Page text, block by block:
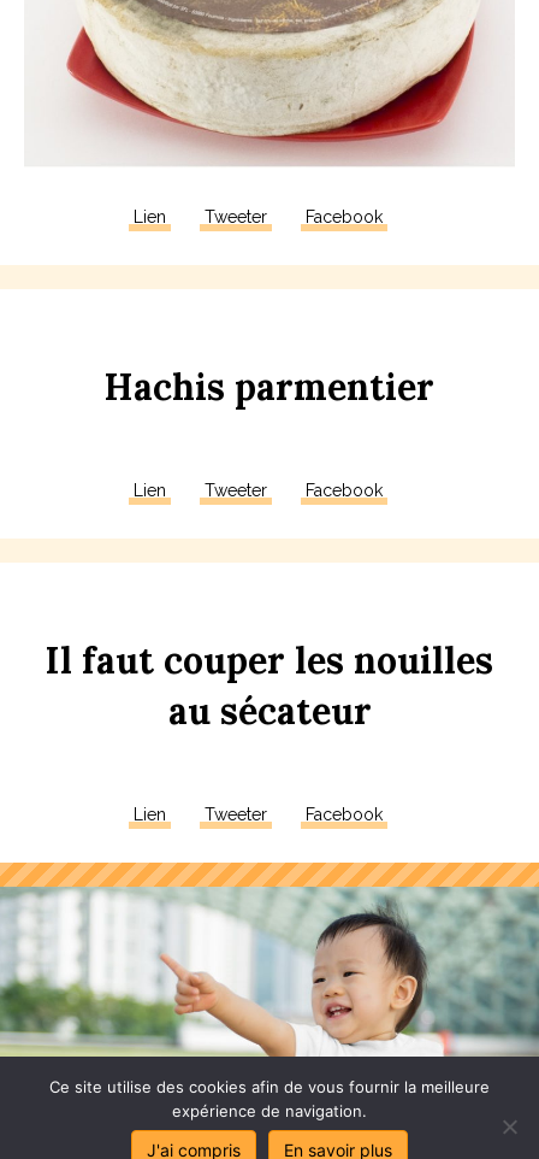
Lien Tweeter Facebook
Hachis parmentier
Lien Tweeter Facebook
Il faut couper les nouilles
au sécateur
Lien Tweeter Facebook
Ce site utilise des cookies afin de vous fournir la meilleure
expérience de navigation.
J'ai compris En savoir plus